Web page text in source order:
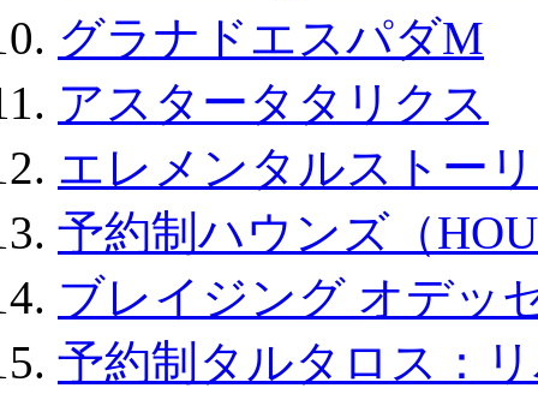
グラナドエスパダM
アスタータタリクス
エレメンタルストー
予約制ハウンズ（
ブレイジング オデッ
予約制タルタロス：